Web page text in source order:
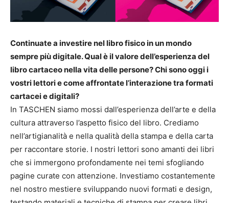
Continuate a investire nel libro fisico in un mondo
sempre più digitale. Qual è il valore dell’esperienza del
libro cartaceo nella vita delle persone? Chi sono oggi i
vostri lettori e come affrontate l’interazione tra formati
cartacei e digitali?
In TASCHEN siamo mossi dall’esperienza dell’arte e della
cultura attraverso l’aspetto fisico del libro. Crediamo
nell’artigianalità e nella qualità della stampa e della carta
per raccontare storie. I nostri lettori sono amanti dei libri
che si immergono profondamente nei temi sfogliando
pagine curate con attenzione. Investiamo costantemente
nel nostro mestiere sviluppando nuovi formati e design,